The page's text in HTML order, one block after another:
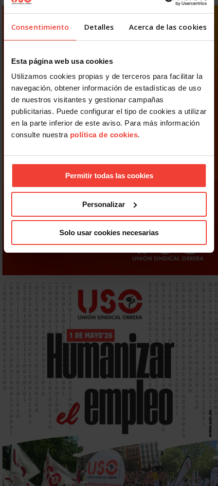
Consentimiento Detalles Acerca de las cookies
Esta página web usa cookies
Utilizamos cookies propias y de terceros para facilitar la
navegación, obtener información de estadísticas de uso
de nuestros visitantes y gestionar campañas
publicitarias. Puede configurar el tipo de cookies a utilizar
en la parte inferior de este aviso. Para más información
consulte nuestra política de cookies.
Permitir todas las cookies
Personalizar
Solo usar cookies necesarias